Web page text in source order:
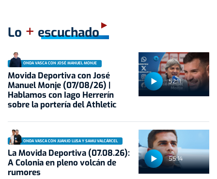
Lo + escuchado
52:11
ONDA VASCA CON JOSÉ MANUEL MONJE
Movida Deportiva con José
Manuel Monje (07/08/26) |
Hablamos con Iago Herrerín
sobre la portería del Athletic
55:14
ONDA VASCA CON JUANJO LUSA Y SAMU VALCÁRCEL
La Movida Deportiva (07.08.26):
A Colonia en pleno volcán de
rumores